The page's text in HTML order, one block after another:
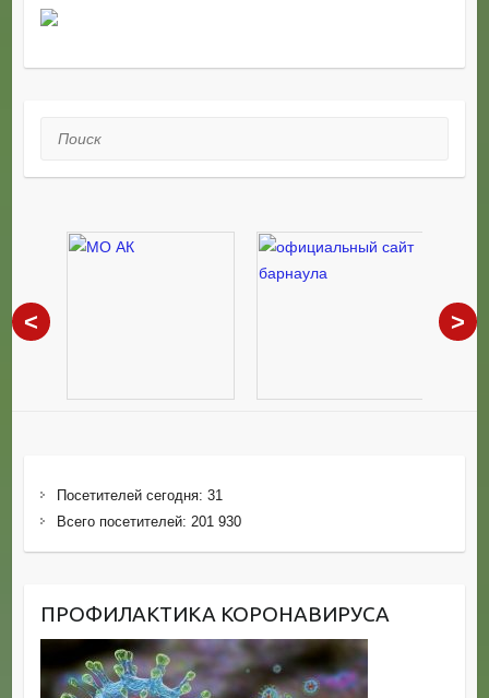
Поиск
< >
Посетителей сегодня: 31
Всего посетителей: 201 930
ПРОФИЛАКТИКА КОРОНАВИРУСА